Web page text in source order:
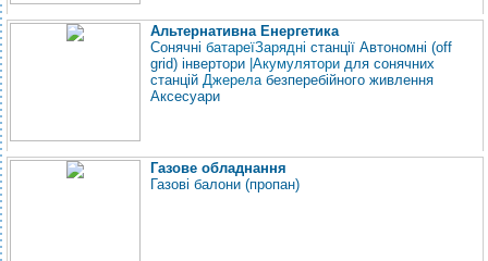
Альтернативна Енергетика
Сонячні батареїЗарядні станції Автономні (off
grid) інвертори Акумулятори для сонячних
станцій Джерелабезперебійного живлення
Аксесуари
Газове обладнання
Газові балони (пропан)